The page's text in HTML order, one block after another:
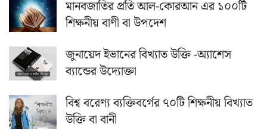
মানবজাতির প্রতি আল-কোরআন এর ১০০টি
শিক্ষনীয় বাণী বা উপদেশ
জুনায়েদ ইভানের বিখ্যাত উক্তি -অ্যাশেস
ব্যান্ডের উদ্যোক্তা
বিশ্ব বরেণ্য ব্যক্তিবর্গের ৭০টি শিক্ষনীয় বিখ্যাত
উক্তি বা বানী